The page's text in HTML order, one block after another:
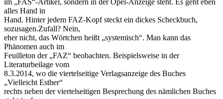
alles Hand in
Hand. Hinter jedem FAZ-Kopf steckt ein dickes Scheckbuch,
sozusagen.Zufall? Nein,
eher nicht, das Wörtchen heißt „systemisch“. Man kann das
Phänomen auch im
Feuilleton der „FAZ“ beobachten. Beispielsweise in der
Literaturbeilage vom
8.3.2014, wo die viertelseitige Verlagsanzeige des Buches
„Vielleicht Esther“
rechts neben der viertelseitigen Besprechung des nämlichen Buches